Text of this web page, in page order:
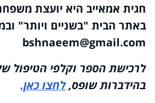
חגית אמאייב היא יועצת
באתר הבית "בשניים ויותר"
bshnaeem@gmail.com
לרכישת הספר וקלפי הטיפול
בהידברות שופס,לחצו כאן.